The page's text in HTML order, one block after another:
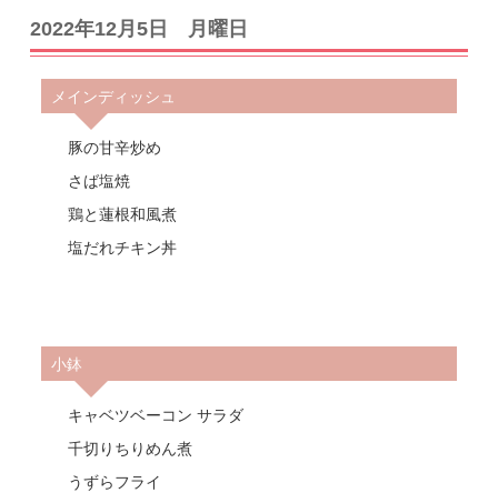
2022年12月5日 月曜日
メインディッシュ
豚の甘辛炒め
さば塩焼
鶏と蓮根和風煮
塩だれチキン丼
小鉢
キャベツベーコン サラダ
千切りちりめん煮
うずらフライ